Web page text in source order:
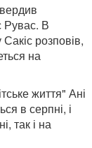
Рувас. В
розповів,
на
життя" Ані
в серпні, і
так і на